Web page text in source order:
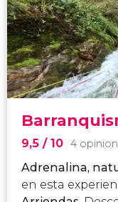
9,5 / 10 4
Adrenalina,
en esta